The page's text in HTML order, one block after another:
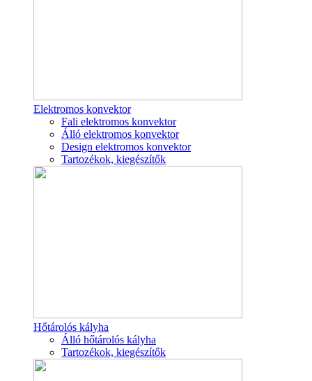
Elektromos konvektor
Fali elektromos konvektor
Álló elektromos konvektor
Design elektromos konvektor
Tartozékok, kiegészítők
Hőtárolós kályha
Álló hőtárolós kályha
Tartozékok, kiegészítők